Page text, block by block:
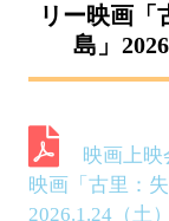
リー映画「
島」
映画上映
映画「古里：
2026.1.24（土）